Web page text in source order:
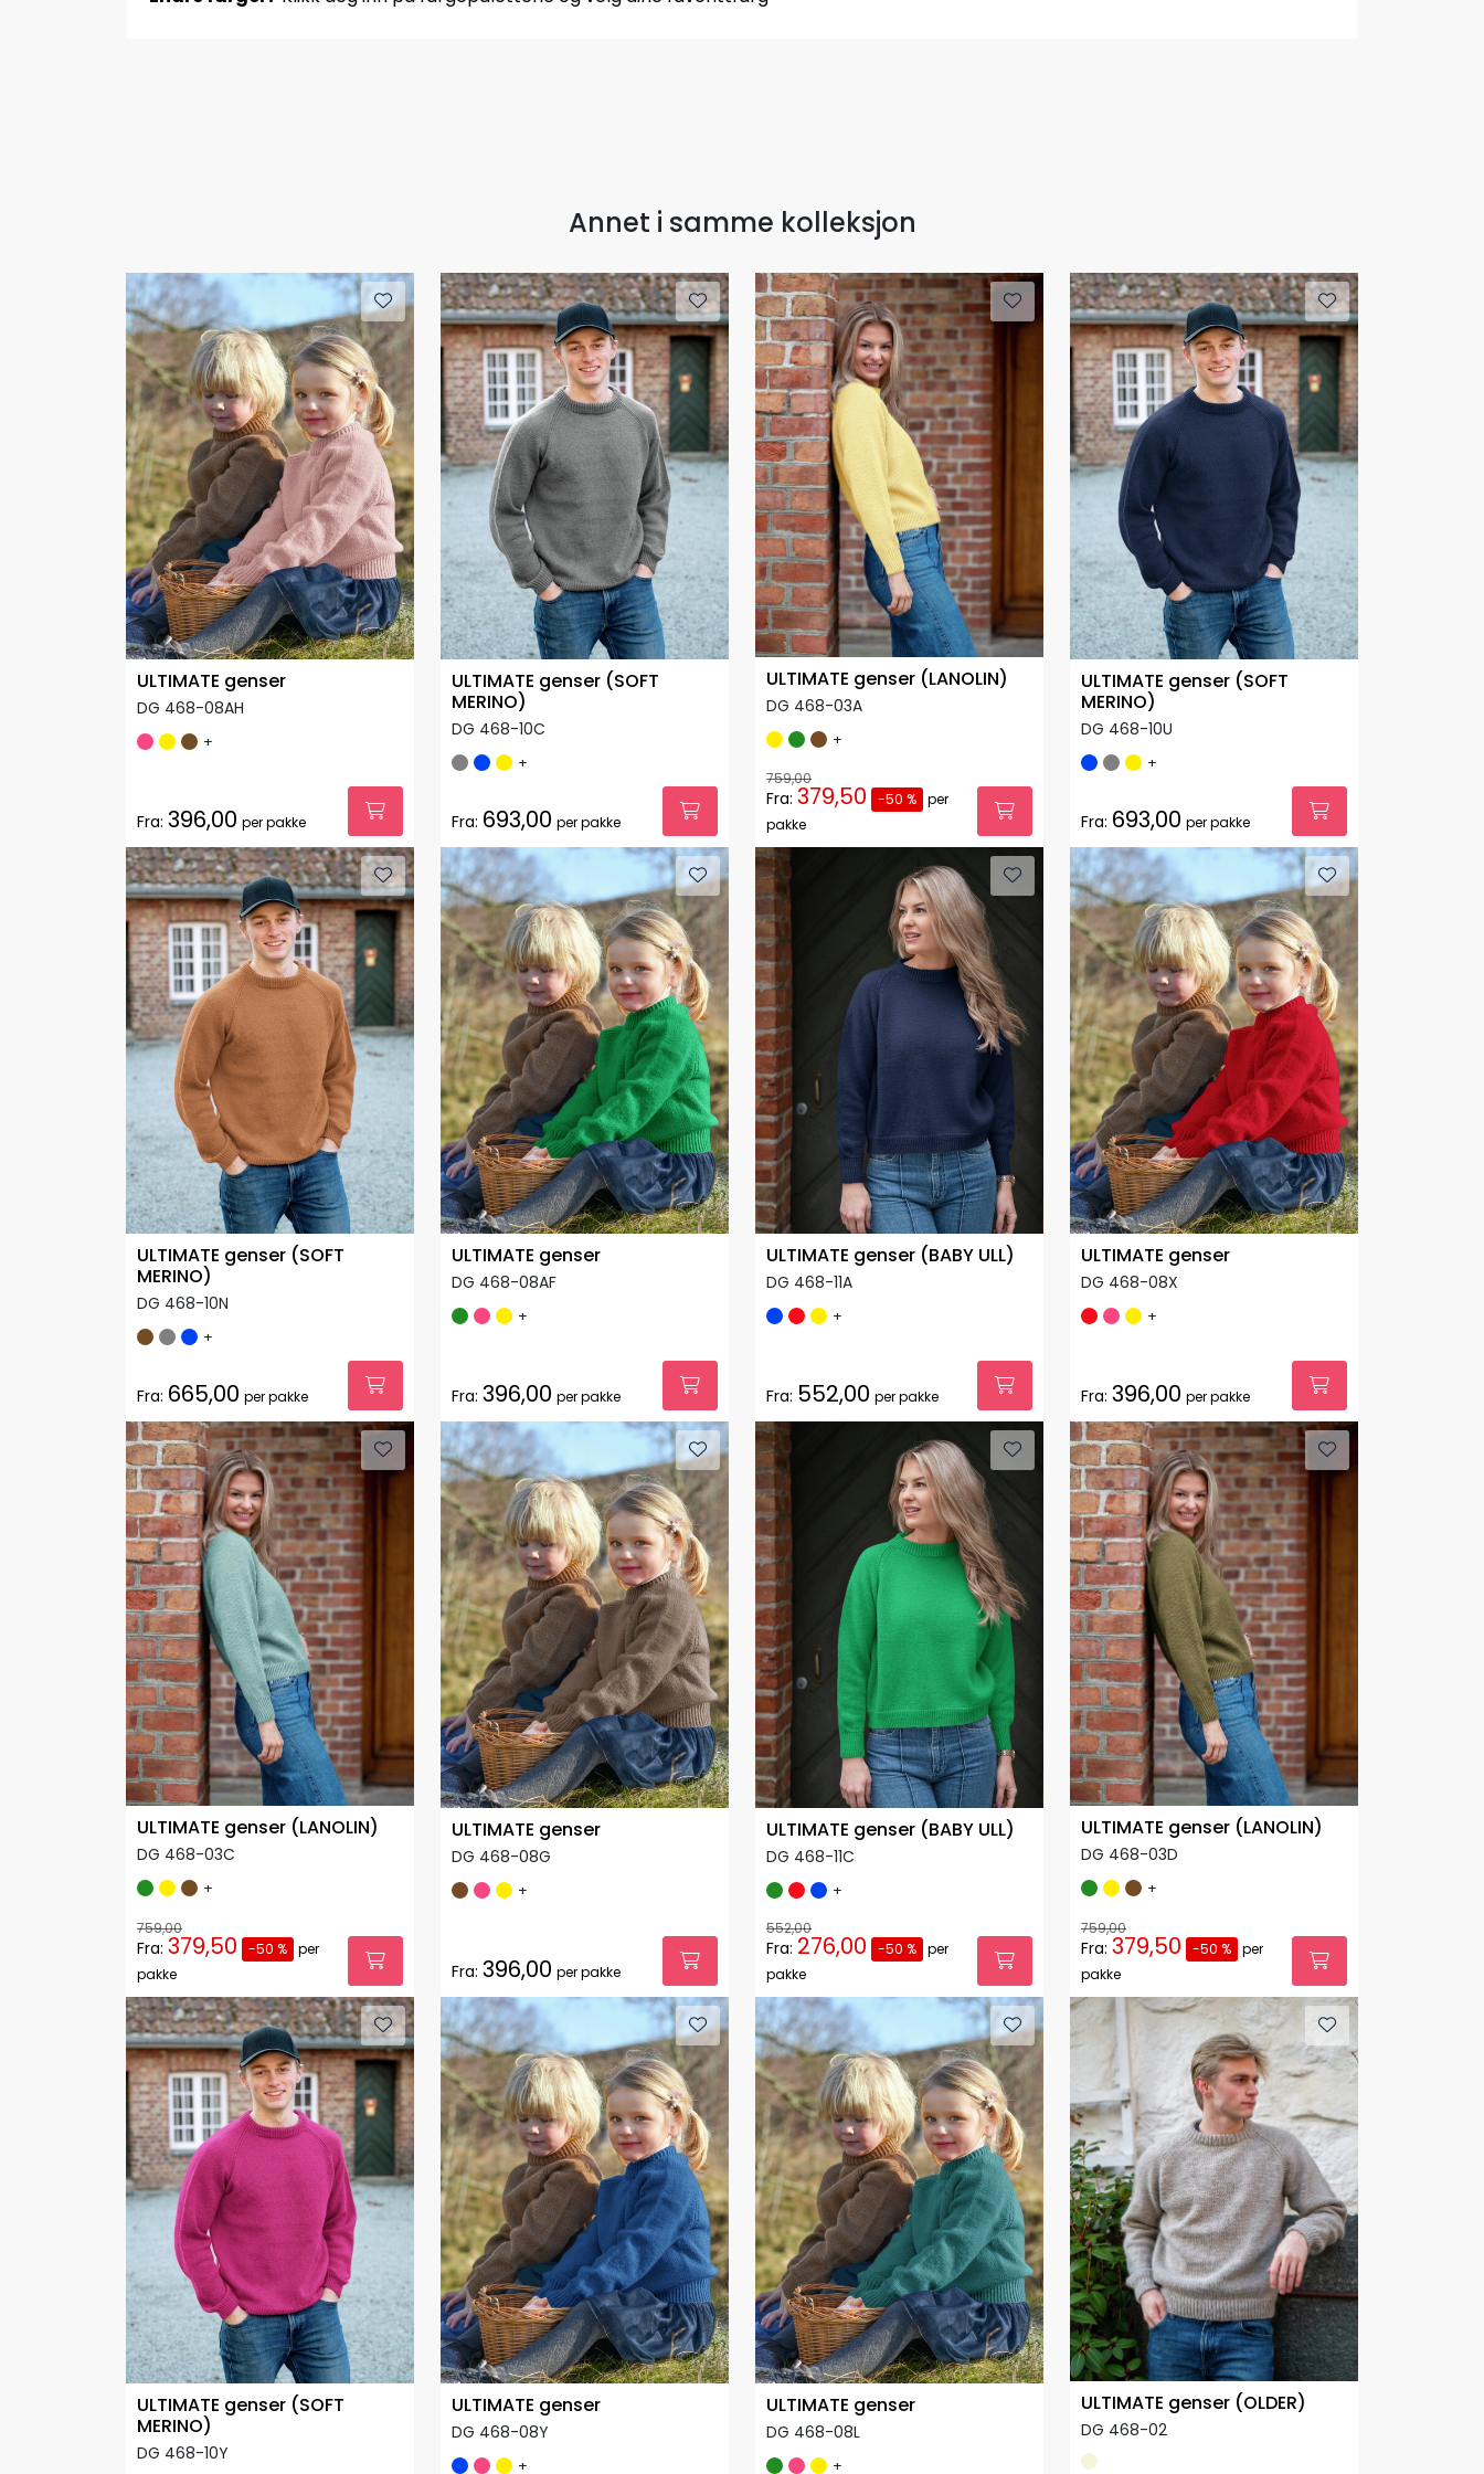
Annet i samme kolleksjon
ULTIMATE genser
DG 468-08AH
+
Fra: 396,00 per pakke
ULTIMATE genser (SOFT
MERINO)
DG 468-10C
+
Fra: 693,00 per pakke
ULTIMATE genser (LANOLIN)
DG 468-03A
+
759,00
Fra: 379,50 -50 % per
pakke
ULTIMATE genser (SOFT
MERINO)
DG 468-10U
+
Fra: 693,00 per pakke
ULTIMATE genser (SOFT
MERINO)
DG 468-10N
+
Fra: 665,00 per pakke
ULTIMATE genser
DG 468-08AF
+
Fra: 396,00 per pakke
ULTIMATE genser (BABY ULL)
DG 468-11A
+
Fra: 552,00 per pakke
ULTIMATE genser
DG 468-08X
+
Fra: 396,00 per pakke
ULTIMATE genser (LANOLIN)
DG 468-03C
+
759,00
Fra: 379,50 -50 % per
pakke
ULTIMATE genser
DG 468-08G
+
Fra: 396,00 per pakke
ULTIMATE genser (BABY ULL)
DG 468-11C
+
552,00
Fra: 276,00 -50 % per
pakke
ULTIMATE genser (LANOLIN)
DG 468-03D
+
759,00
Fra: 379,50 -50 % per
pakke
ULTIMATE genser (SOFT
MERINO)
DG 468-10Y
ULTIMATE genser
DG 468-08Y
+
ULTIMATE genser
DG 468-08L
+
ULTIMATE genser (OLDER)
DG 468-02